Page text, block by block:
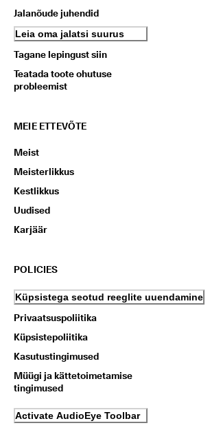
Jalanõude juhendid
Leia oma jalatsi suurus
Tagane lepingust siin
Teatada toote ohutuse
probleemist
MEIE ETTEVÕTE
Meist
Meisterlikkus
Kestlikkus
Uudised
Karjäär
POLICIES
Küpsistega seotud reeglite uuendamine
Privaatsuspoliitika
Küpsistepoliitika
Kasutustingimused
Müügi ja kättetoimetamise
tingimused
Activate AudioEye Toolbar